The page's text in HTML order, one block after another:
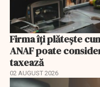
Firma îți plătește
ANAF poate
taxează
02 AUGUST 2026